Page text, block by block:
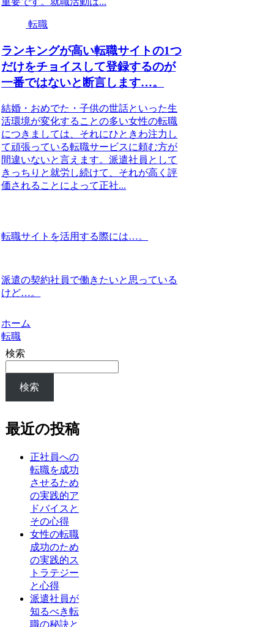
転職
ランキングが高い転職サイトの1つ
だけをチョイスして登録するのが
一番ではないと断言します…。
結婚・おめでた・子供の世話といった生
活環境が変化することの多い女性の転職
につきましては、それにひときわ注力し
て頑張っている転職サービスに頼む方が
間違いないと言えます。派遣社員として
きっちりと就労し続けて、それが高く評
価されることによって正社...
転職サイトを活用する際には…。
派遣の契約社員で働きたいと思っている
けど…。
ホーム
転職
検索
検索
最近の投稿
正社員への
転職を成功
させるため
の実践的ア
ドバイスと
その心得
女性の転職
成功のため
の実践的ス
トラテジー
と心得
派遣社員が
知るべき転
職の秘訣と